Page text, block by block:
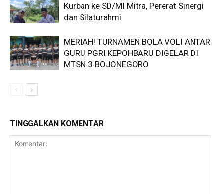
Kurban ke SD/MI Mitra, Pererat Sinergi
dan Silaturahmi
MERIAH! TURNAMEN BOLA VOLI ANTAR
GURU PGRI KEPOHBARU DIGELAR DI
MTSN 3 BOJONEGORO
TINGGALKAN KOMENTAR